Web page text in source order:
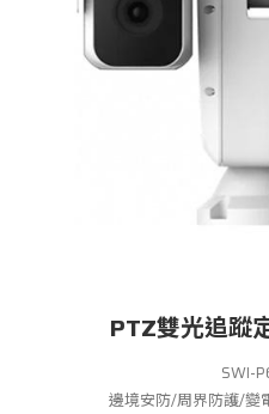
PTZ雙光追蹤
SWI-
邊境安防/周界防護/變